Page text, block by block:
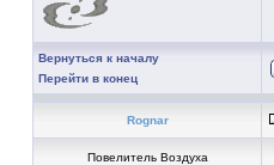
Вернуться к началу
Перейти в конец
Rognar
Повелитель Воздуха